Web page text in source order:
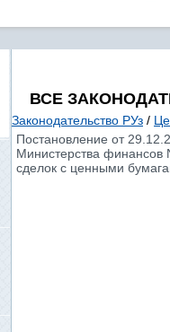
ВСЕ
Законодательство РУз /
Постановление от
Министерства финансов
сделок с ценными